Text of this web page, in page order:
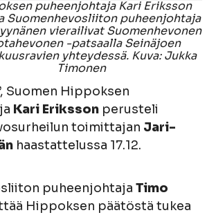
puheenjohtaja Kari Eriksson
Suomenhevosliiton puheenjohtaja
vierailivat Suomenhevonen
-patsaalla Seinäjoen
yhteydessä. Kuva: Jukka
Timonen
Suomen Hippoksen
Kari Eriksson perusteli
toimittajan Jari-
haastattelussa 17.12.
puheenjohtaja Timo
Hippoksen päätöstä tukea